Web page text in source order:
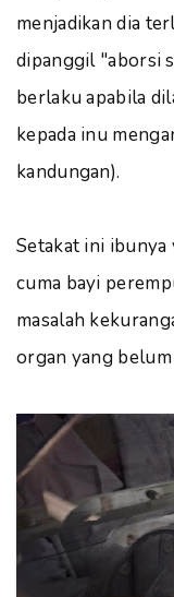
menjadikan dia
dipanggil "aborsi
berlaku apabila
kepada inu
kandungan).
Setakat ini
cuma bayi
masalah
organ yang